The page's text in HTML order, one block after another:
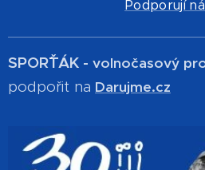
Podporují
SPOR´ŤÁK - volnočasový
podpořit na Darujme.cz